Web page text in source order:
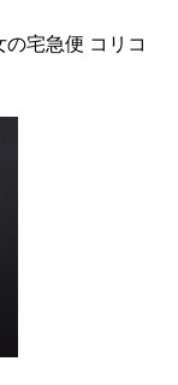
宅急便 コリコ